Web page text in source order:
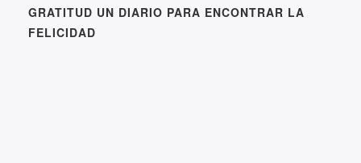
GRATITUD UN DIARIO PARA ENCONTRAR LA
FELICIDAD